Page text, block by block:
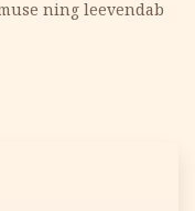
ning leevendab